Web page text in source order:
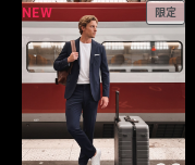
NEW 限定